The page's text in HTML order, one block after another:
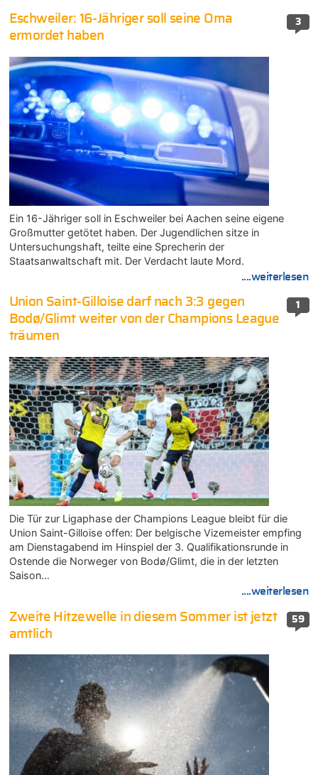
3
Eschweiler: 16-Jähriger soll seine Oma
ermordet haben
Ein 16-Jähriger soll in Eschweiler bei Aachen seine eigene
Großmutter getötet haben. Der Jugendlichen sitze in
Untersuchungshaft, teilte eine Sprecherin der
Staatsanwaltschaft mit. Der Verdacht laute Mord.
....weiterlesen
1
Union Saint-Gilloise darf nach 3:3 gegen
Bodø/Glimt weiter von der Champions League
träumen
Die Tür zur Ligaphase der Champions League bleibt für die
Union Saint-Gilloise offen: Der belgische Vizemeister empfing
am Dienstagabend im Hinspiel der 3. Qualifikationsrunde in
Ostende die Norweger von Bodø/Glimt, die in der letzten
Saison…
....weiterlesen
59
Zweite Hitzewelle in diesem Sommer ist jetzt
amtlich